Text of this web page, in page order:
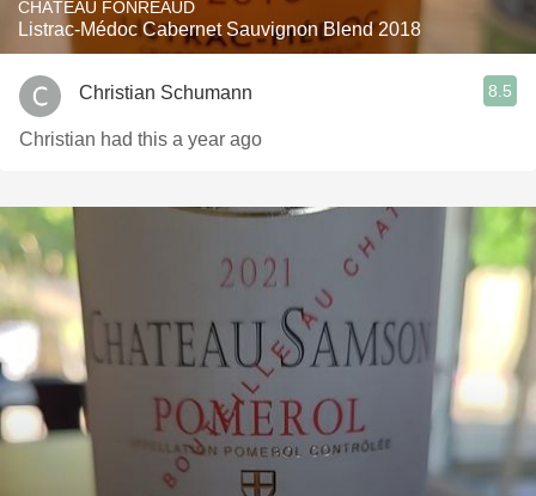
CHÂTEAU FONRÉAUD
Listrac-Médoc Cabernet Sauvignon Blend 2018
Christian Schumann 8.5
Christian had this a year ago